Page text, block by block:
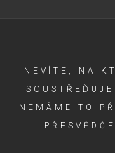
NEVÍTE, NA
NEMÁME TO